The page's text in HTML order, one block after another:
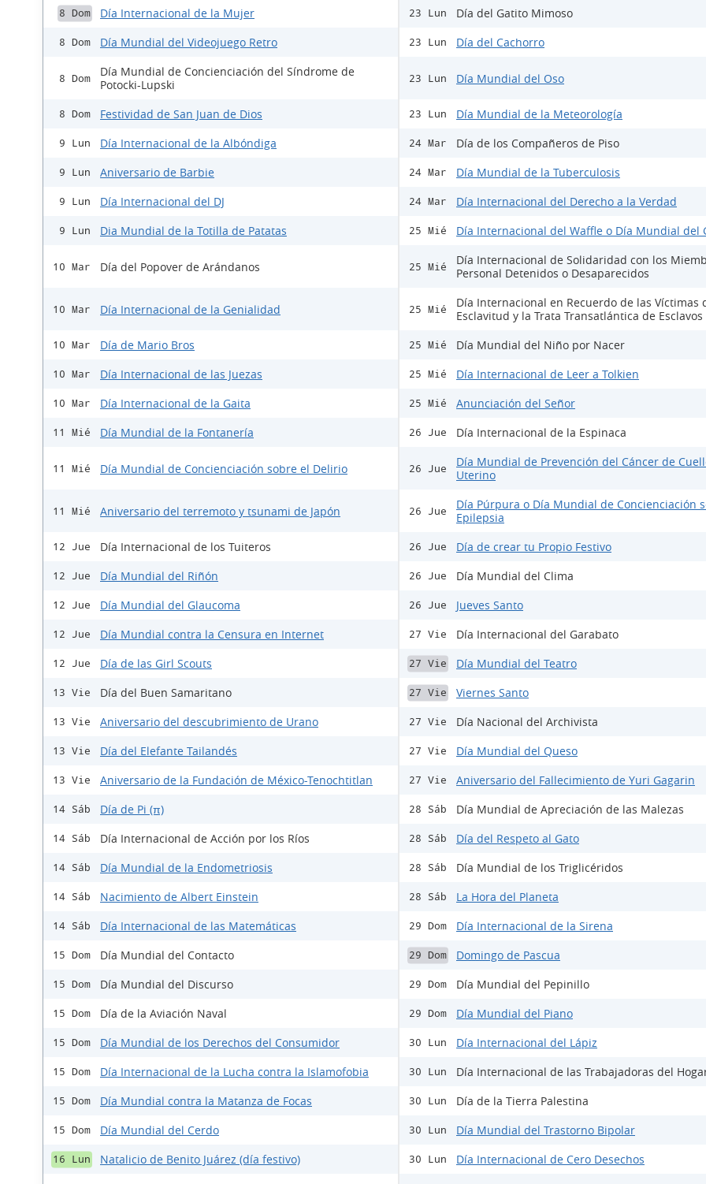
8 Dom Día Internacional de la Mujer
8 Dom Día Mundial del Videojuego Retro
8 Dom
Día Mundial de Concienciación del Síndrome de
Potocki-Lupski
8 Dom Festividad de San Juan de Dios
9 Lun Día Internacional de la Albóndiga
9 Lun Aniversario de Barbie
9 Lun Día Internacional del DJ
9 Lun Dia Mundial de la Totilla de Patatas
10 Mar Día del Popover de Arándanos
10 Mar Día Internacional de la Genialidad
10 Mar Día de Mario Bros
10 Mar Día Internacional de las Juezas
10 Mar Día Internacional de la Gaita
11 Mié Día Mundial de la Fontanería
11 Mié Día Mundial de Concienciación sobre el Delirio
11 Mié Aniversario del terremoto y tsunami de Japón
12 Jue Día Internacional de los Tuiteros
12 Jue Día Mundial del Riñón
12 Jue Día Mundial del Glaucoma
12 Jue Día Mundial contra la Censura en Internet
12 Jue Día de las Girl Scouts
13 Vie Día del Buen Samaritano
13 Vie Aniversario del descubrimiento de Urano
13 Vie Día del Elefante Tailandés
13 Vie Aniversario de la Fundación de México-Tenochtitlan
14 Sáb Día de Pi (π)
14 Sáb Día Internacional de Acción por los Ríos
14 Sáb Día Mundial de la Endometriosis
14 Sáb Nacimiento de Albert Einstein
14 Sáb Día Internacional de las Matemáticas
15 Dom Día Mundial del Contacto
15 Dom Día Mundial del Discurso
15 Dom Día de la Aviación Naval
15 Dom Día Mundial de los Derechos del Consumidor
15 Dom Día Internacional de la Lucha contra la Islamofobia
15 Dom Día Mundial contra la Matanza de Focas
15 Dom Día Mundial del Cerdo
16 Lun Natalicio de Benito Juárez (día festivo)
23 Lun Día del Gatito Mimoso
23 Lun Día del Cachorro
23 Lun Día Mundial del Oso
23 Lun Día Mundial de la Meteorología
24 Mar Día de los Compañeros de Piso
24 Mar Día Mundial de la Tuberculosis
24 Mar Día Internacional del Derecho a la Verdad
25 Mié Día Internacional del Waffle o Día Mundial del
25 Mié
Día Internacional de Solidaridad con los
Personal Detenidos o Desaparecidos
25 Mié
Día Internacional en Recuerdo de las Víctimas
Esclavitud y la Trata Transatlántica de Esclavos
25 Mié Día Mundial del Niño por Nacer
25 Mié Día Internacional de Leer a Tolkien
25 Mié Anunciación del Señor
26 Jue Día Internacional de la Espinaca
26 Jue
Día Mundial de Prevención del Cáncer de
Uterino
26 Jue
Día Púrpura o Día Mundial de Concienciación
Epilepsia
26 Jue Día de crear tu Propio Festivo
26 Jue Día Mundial del Clima
26 Jue Jueves Santo
27 Vie Día Internacional del Garabato
27 Vie Día Mundial del Teatro
27 Vie Viernes Santo
27 Vie Día Nacional del Archivista
27 Vie Día Mundial del Queso
27 Vie Aniversario del Fallecimiento de Yuri Gagarin
28 Sáb Día Mundial de Apreciación de las Malezas
28 Sáb Día del Respeto al Gato
28 Sáb Día Mundial de los Triglicéridos
28 Sáb La Hora del Planeta
29 Dom Día Internacional de la Sirena
29 Dom Domingo de Pascua
29 Dom Día Mundial del Pepinillo
29 Dom Día Mundial del Piano
30 Lun Día Internacional del Lápiz
30 Lun Día Internacional de las Trabajadoras del
30 Lun Día de la Tierra Palestina
30 Lun Día Mundial del Trastorno Bipolar
30 Lun Día Internacional de Cero Desechos